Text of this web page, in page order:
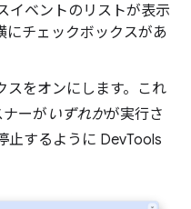
イベントのリストが表示
にチェックボックスがあ
スをオンにします。これ
ーがいずれかが実行さ
止するように DevTools